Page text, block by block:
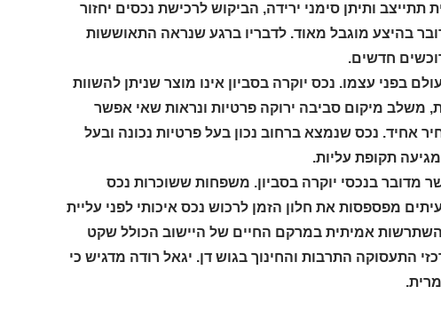
תתייצב ותיתן סימני ירידה, הביקוש לרכישת נכסים יחזור
בהיצע מוגבל מאוד. לדבריו ברגע שנראה התאוששות
חדשים.
בפני עצמו. נכס יוקרה בסביון אינו מוצר שניתן להשוות
משלב מיקום סביבה ירוקה פרטיות ונראות שאי אפשר
אחיד. נכס שנמצא ברחוב נכון בעל פרטיות נכונה ובעל
תקופת עליות.
מדובר בנכסי יוקרה בסביון. משפחות ששוכרות נכס
מפספסות את חלון הזמן לרכוש נכס איכותי לפני עליית
אמיתית במרקם החיים של היישוב הכולל שקט
התעסוקה התרבות והחינוך בגוש דן. יגאל רודה מדגיש כי